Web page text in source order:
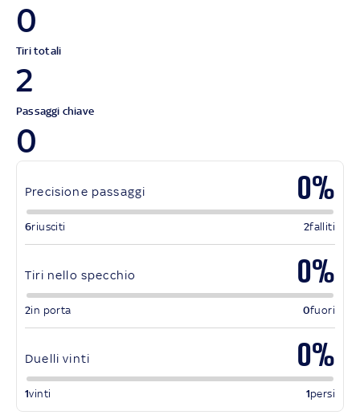
0
Tiri totali
2
Passaggi chiave
0
Precisione passaggi 0%
6riusciti 2falliti
Tiri nello specchio 0%
2in porta 0fuori
Duelli vinti 0%
1vinti 1persi